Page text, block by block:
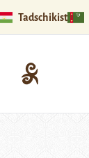
Tadschikistan